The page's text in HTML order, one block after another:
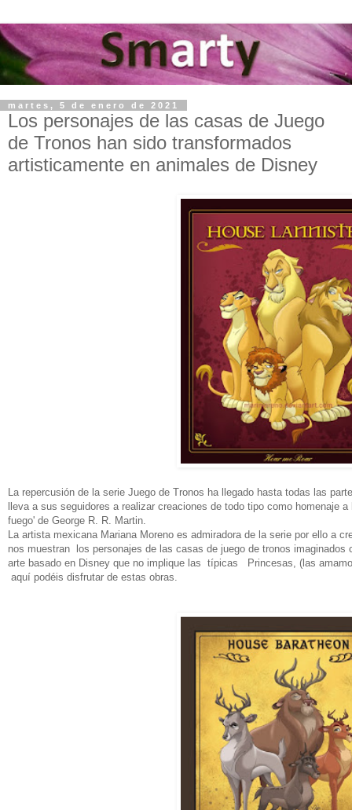
martes, 5 de enero de 2021
Los personajes de las casas de Juego
de Tronos han sido transformados
artisticamente en animales de Disney
La repercusión de la serie Juego de Tronos ha llegado hasta todas las
lleva a sus seguidores a realizar creaciones de todo tipo como homenaje
fuego' de George R. R. Martin.
La artista mexicana Mariana Moreno es admiradora de la serie por ello a
nos muestran los personajes de las casas de juego de tronos
arte basado en Disney que no implique las típicas Princesas, (las
aquí podéis disfrutar de estas obras.